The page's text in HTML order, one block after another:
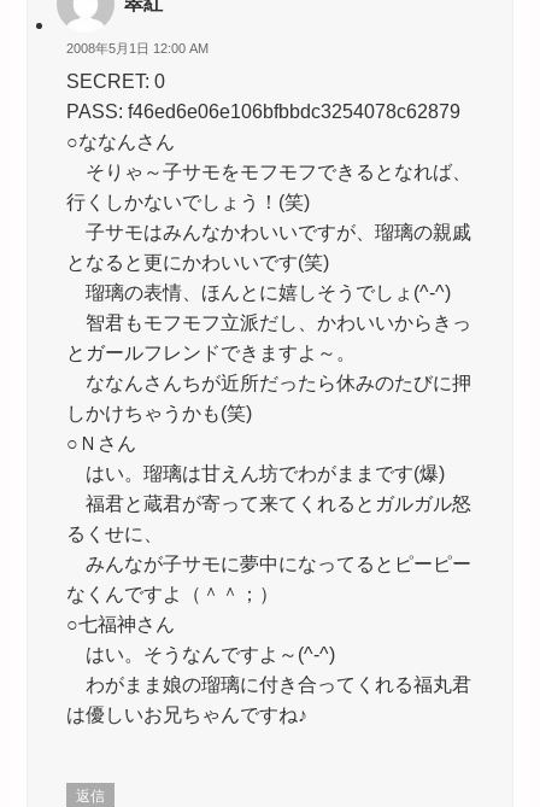
2008年5月1日 12:00 AM
SECRET: 0
PASS: f46ed6e06e106bfbbdc3254078c62879
○ななんさん
そりゃ～子サモをモフモフできるとなれば、
行くしかないでしょう！(笑)
子サモはみんなかわいいですが、瑠璃の親戚
となると更にかわいいです(笑)
瑠璃の表情、ほんとに嬉しそうでしょ(^-^)
智君もモフモフ立派だし、かわいいからきっ
とガールフレンドできますよ～。
ななんさんちが近所だったら休みのたびに押
しかけちゃうかも(笑)
○Ｎさん
はい。瑠璃は甘えん坊でわがままです(爆)
福君と蔵君が寄って来てくれるとガルガル怒
るくせに、
みんなが子サモに夢中になってるとピーピー
なくんですよ（＾＾；）
○七福神さん
はい。そうなんですよ～(^-^)
わがまま娘の瑠璃に付き合ってくれる福丸君
は優しいお兄ちゃんですね♪
返信